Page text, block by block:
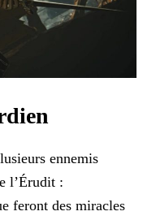
ennemis
l’Érudit :
feront des miracles